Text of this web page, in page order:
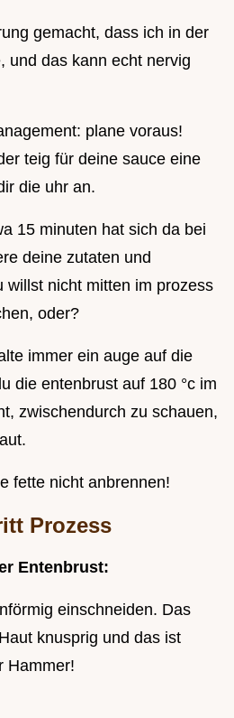
gemacht, dass ich in der
und das kann echt nervig
plane voraus!
teig für deine sauce eine
die uhr an.
15 minuten hat sich da bei
deine zutaten und
willst nicht mitten im prozess
oder?
immer ein auge auf die
die entenbrust auf 180 °c im
zwischendurch zu schauen,
fette nicht anbrennen!
Prozess
Entenbrust:
einschneiden. Das
knusprig und das ist
Hammer!